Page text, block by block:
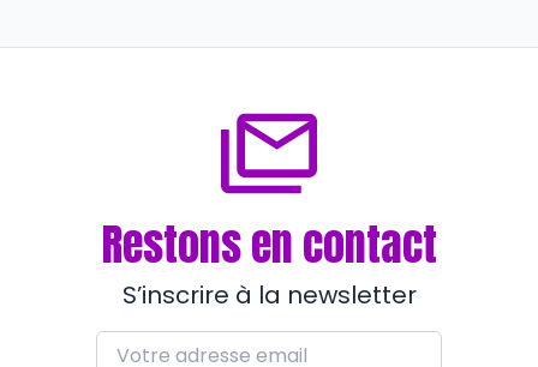
Restons en contact
S’inscrire à la newsletter